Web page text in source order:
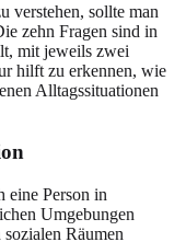
verstehen, sollte man
zehn Fragen sind in
mit jeweils zwei
hilft zu erkennen, wie
Alltagssituationen
eine Person in
Umgebungen
Räumen